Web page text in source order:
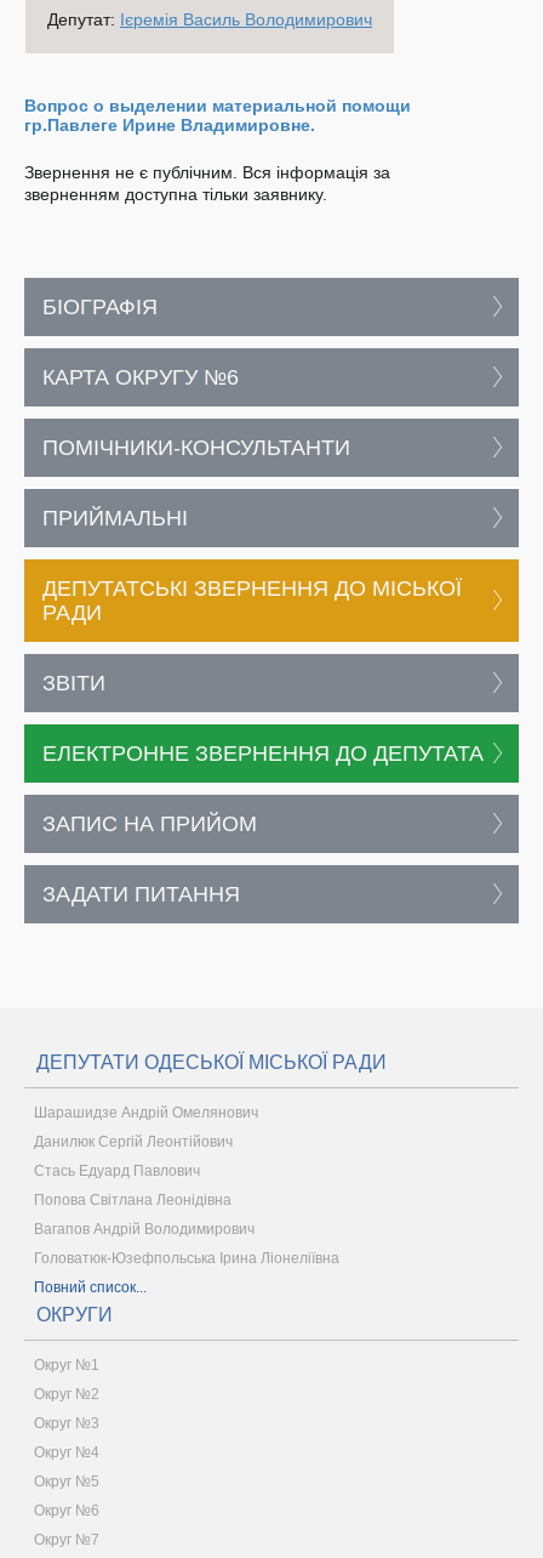
Депутат: Ієремія Василь Володимирович
Вопрос о выделении материальной помощи
гр.Павлеге Ирине Владимировне.
Звернення не є публічним. Вся інформація за
зверненням доступна тільки заявнику.
БІОГРАФІЯ
КАРТА ОКРУГУ №6
ПОМІЧНИКИ-КОНСУЛЬТАНТИ
ПРИЙМАЛЬНІ
ДЕПУТАТСЬКІ ЗВЕРНЕННЯ ДО МІСЬКОЇ
РАДИ
ЗВІТИ
ЕЛЕКТРОННЕ ЗВЕРНЕННЯ ДО ДЕПУТАТА
ЗАПИС НА ПРИЙОМ
ЗАДАТИ ПИТАННЯ
ДЕПУТАТИ ОДЕСЬКОЇ МІСЬКОЇ РАДИ
Шарашидзе Андрій Омелянович
Данилюк Сергій Леонтійович
Стась Едуард Павлович
Попова Світлана Леонідівна
Вагапов Андрій Володимирович
Головатюк-Юзефпольська Ірина Ліонеліївна
Повний список...
ОКРУГИ
Округ №1
Округ №2
Округ №3
Округ №4
Округ №5
Округ №6
Округ №7